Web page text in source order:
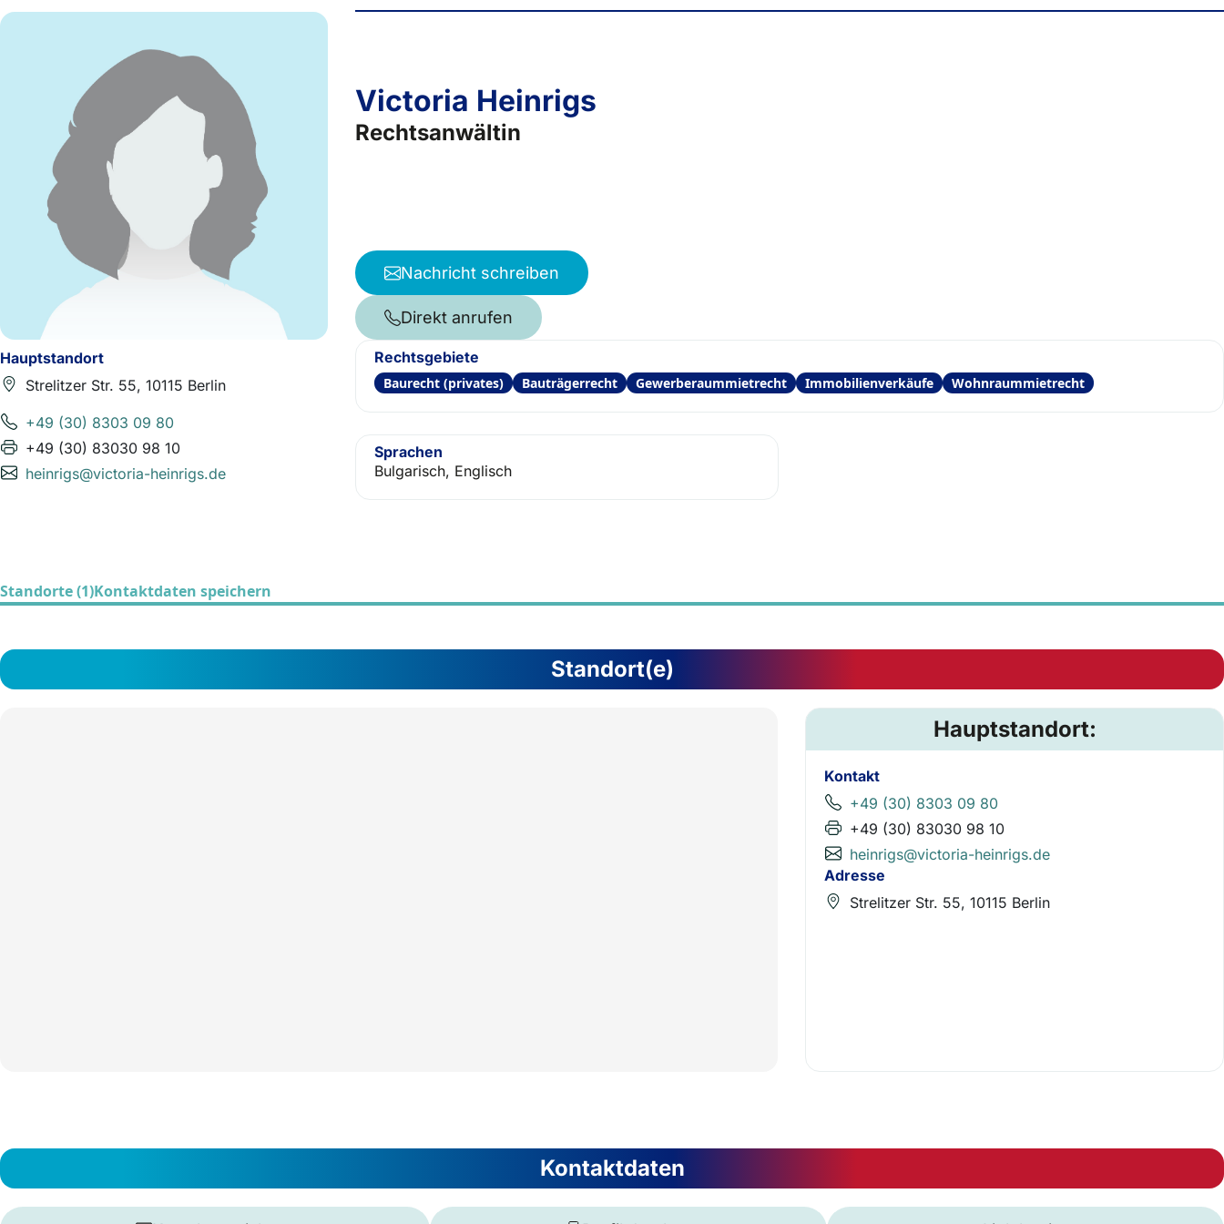
Hauptstandort
Strelitzer Str. 55, 10115 Berlin
+49 (30) 8303 09 80
+49 (30) 83030 98 10
heinrigs@victoria-heinrigs.de
Victoria Heinrigs
Rechtsanwältin
Nachricht schreiben
Direkt anrufen
Rechtsgebiete
Baurecht (privates) Bauträgerrecht Gewerberaummietrecht Immobilienverkäufe Wohnraummietrecht
Sprachen
Bulgarisch, Englisch
Standorte (1)Kontaktdaten speichern
Standort(e)
Hauptstandort:
Kontakt
+49 (30) 8303 09 80
+49 (30) 83030 98 10
heinrigs@victoria-heinrigs.de
Adresse
Strelitzer Str. 55, 10115 Berlin
Kontaktdaten